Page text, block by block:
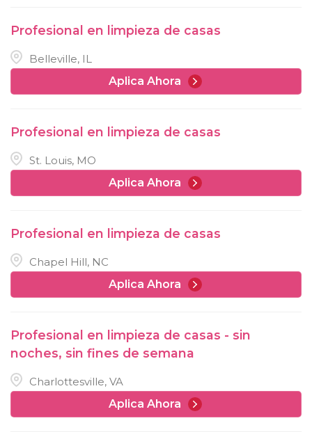
Profesional en limpieza de casas
Belleville, IL
Aplica Ahora
Profesional en limpieza de casas
St. Louis, MO
Aplica Ahora
Profesional en limpieza de casas
Chapel Hill, NC
Aplica Ahora
Profesional en limpieza de casas - sin
noches, sin fines de semana
Charlottesville, VA
Aplica Ahora